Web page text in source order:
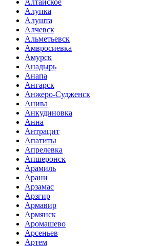
Алтайское
Алупка
Алушта
Алчевск
Альметьевск
Амвросиевка
Амурск
Анадырь
Анапа
Ангарск
Анжеро-Судженск
Анива
Анкудиновка
Анна
Антрацит
Апатиты
Апрелевка
Апшеронск
Арамиль
Арани
Арзамас
Арзгир
Армавир
Армянск
Аромашево
Арсеньев
Артем